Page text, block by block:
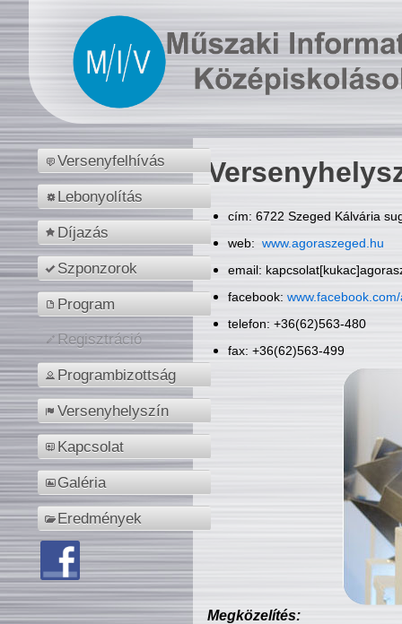
Versenyfelhívás
Lebonyolítás
Díjazás
Szponzorok
Program
Regisztráció
Programbizottság
Versenyhelyszín
Kapcsolat
Galéria
Eredmények
cím: 6722 Szeged Kálvária
web: www.agoraszeged.hu
email:
facebook:
telefon: +36(62)563-480
fax: +36(62)563-499
Megközelítés: